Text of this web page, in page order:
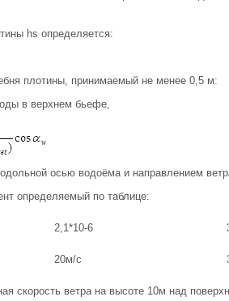
hs определяется:
плотины, принимаемый не менее 0,5 м:
в верхнем бьефе,
осью водоёма и направлением
определяемый по таблице:
2,1*10-6
20м/с
скорость ветра на высоте 10м над